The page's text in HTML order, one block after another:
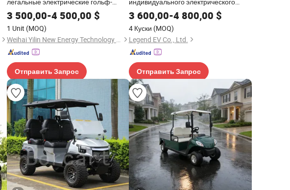
машины новый дизайн 6 местные
индивидуальные уличные литиевые
72V электрические 8 места ЕЭК гольф
4 штук автомобиль
3 500,00-4 500,00 $
1 Unit (MOQ)
Weihai Yilin New Energy Technology Co., Ltd
Отправить Запрос
гольф-картинга, улучшенный 6
пассажирский гольф-кар с DOT
3 600,00-4 800,00 $
4 Куски (MOQ)
Legend EV Co., Ltd.
Отправить Запрос